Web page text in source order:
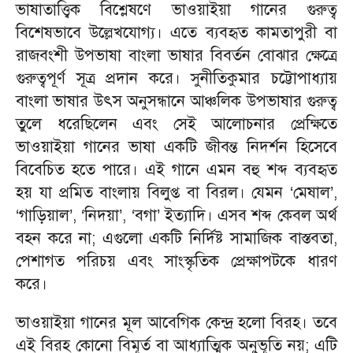
ভাষাতাত্ত্বিক বিশ্লেষণে ভাওয়াইয়া গানের গুরুত্ব
বিশেষভাবে উল্লেখযোগ্য। এতে ব্যবহৃত কামতাপুরী বা
রাজবংশী উপভাষা বাংলা ভাষার বিবর্তন বোঝার ক্ষেত্রে
গুরুত্বপূর্ণ সূত্র প্রদান করে। সুনীতিকুমার চট্টোপাধ্যায়
বাংলা ভাষার উৎস অনুসন্ধানে আঞ্চলিক উপভাষার গুরুত্ব
তুলে ধরেছিলেন এবং সেই আলোচনার প্রেক্ষিতে
ভাওয়াইয়া গানের ভাষা একটি জীবন্ত নিদর্শন হিসেবে
বিবেচিত হতে পারে। এই গানে এমন বহু শব্দ ব্যবহৃত
হয় যা প্রমিত বাংলায় বিলুপ্ত বা বিরল। যেমন ‘মেষাল’,
‘গাড়িয়াল’, ‘নিদয়া’, ‘বগা’ ইত্যাদি। এসব শব্দ কেবল অর্থ
বহন করে না; এগুলো একটি নির্দিষ্ট সামাজিক বাস্তবতা,
পেশাগত পরিচয় এবং সাংস্কৃতিক প্রেক্ষাপটকে ধারণ
করে।
ভাওয়াইয়া গানের মূল আবেগিক কেন্দ্র হলো বিরহ। তবে
এই বিরহ কোনো বিমূর্ত বা আধ্যাত্মিক অনুভূতি নয়; এটি